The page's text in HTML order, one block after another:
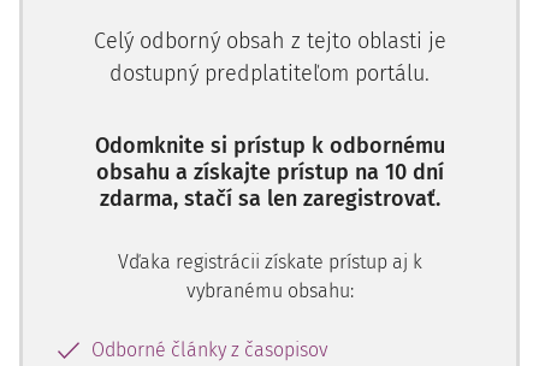
Skutkový stav:
Krajský súd v Ž. ako súd odvolací uznesením z 11. októbra
žalovaných v prvom, druhom a treťom rade rade proti
uzneseniu Okresného súdu M. č. k. 15Cb/252/2010-138 z 28.
júla 2011, ktorým prvostupňový súd zaviazal žalovaných v
žalobcovi trovy konania vo výške 2 147,49 Eur do troch dní
od právoplatnosti uznesenia na účet právneho zástupcu
zo žalovaných, zaniká v takom rozs
Celý odborný obsah z tejto oblasti je
dostupný predplatiteľom portálu.
Odomknite si prístup k odbornému
obsahu a získajte prístup na 10 dní
zdarma, stačí sa len zaregistrovať.
Vďaka registrácii získate prístup aj k
vybranému obsahu:
Odborné články z časopisov